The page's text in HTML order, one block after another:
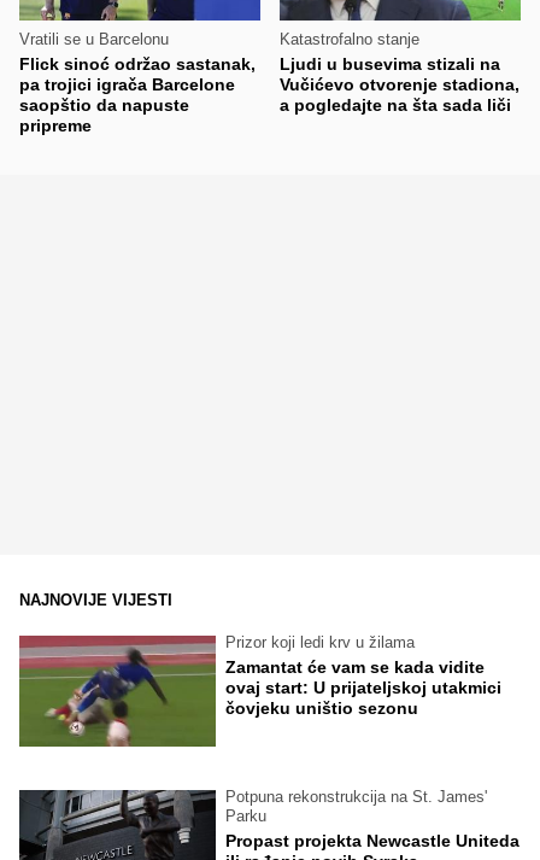
Vratili se u Barcelonu
Flick sinoć održao sastanak,
pa trojici igrača Barcelone
saopštio da napuste
pripreme
Katastrofalno stanje
Ljudi u busevima stizali na
Vučićevo otvorenje stadiona,
a pogledajte na šta sada liči
NAJNOVIJE VIJESTI
Prizor koji ledi krv u žilama
Zamantat će vam se kada vidite
ovaj start: U prijateljskoj utakmici
čovjeku uništio sezonu
Potpuna rekonstrukcija na St. James'
Parku
Propast projekta Newcastle Uniteda